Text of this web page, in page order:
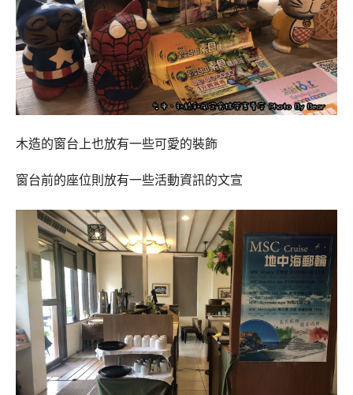
木造的窗台上也放有一些可愛的裝飾
窗台前的座位則放有一些活動資訊的文宣